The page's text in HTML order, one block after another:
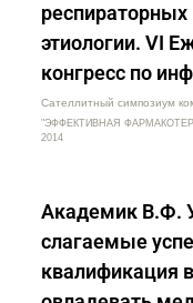
этиологии. VI
конгресс по
Сателлитный симпозиум
"ЭФФЕКТИВНАЯ
2014
Академик В.Ф.
слагаемые
квалификация